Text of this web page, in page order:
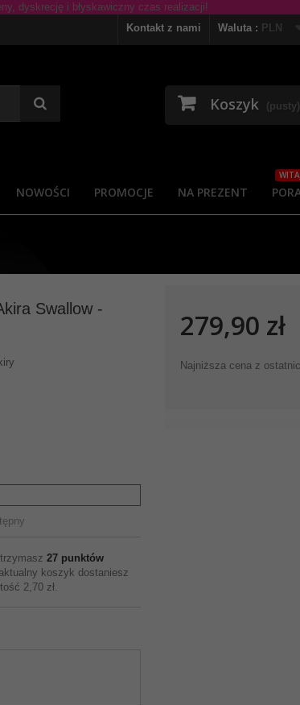
Waluta : PLN
Kontakt z nami
Koszyk (pusty)
NOWOŚCI PROMOCJE NA PREZENT
Swallow -
27 punktów
koszyk dostaniesz
2,70 zł.
279,90 zł
Najniższa cena z